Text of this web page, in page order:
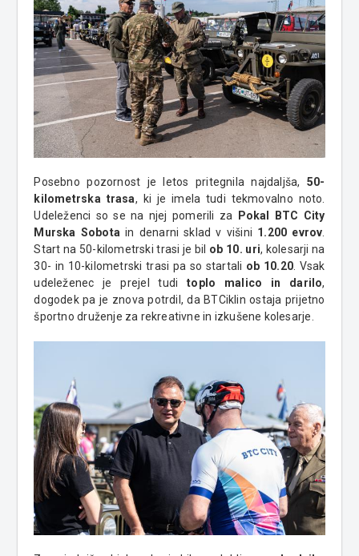
Posebno pozornost je letos pritegnila najdaljša, 50-
kilometrska trasa, ki je imela tudi tekmovalno noto.
Udeleženci so se na njej pomerili za
Pokal BTC City
Murska Sobota in denarni sklad v višini 1.200 evrov
Start na 50-kilometrski trasi je bil ob 10. uri, kolesarji na
30- in 10-kilometrski trasi pa so startali ob 10.20. Vsak
udeleženec je prejel tuditoplo malico in darilo,
dogodek pa je znova potrdil, da BTCiklin ostaja prijetno
športno druženje za rekreativne in izkušene kolesarje.